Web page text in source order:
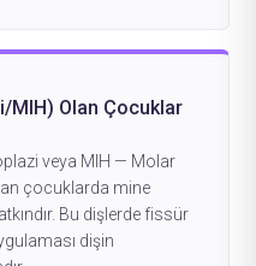
MIH) Olan Çocuklar
veya MIH — Molar
çocuklarda mine
Bu dişlerde fissür
dişin